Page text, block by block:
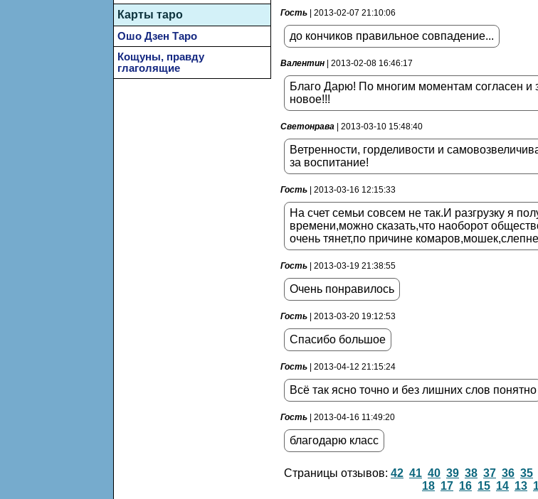
Гость | 2013-02-07 21:10:06
до кончиков правильное совпадение...
Валентин | 2013-02-08 16:46:17
Благо Дарю! По многим моментам согласен и
новое!!!
Светонрава | 2013-03-10 15:48:40
Ветренности, горделивости и
за воспитание!
Гость | 2013-03-16 12:15:33
На счет семьи совсем не так.И разгрузку я
времени,можно сказать,что наоборот
очень тянет,по причине
Гость | 2013-03-19 21:38:55
Очень понравилось
Гость | 2013-03-20 19:12:53
Спасибо большое
Гость | 2013-04-12 21:15:24
Всё так ясно точно и без лишних слов понятно
Гость | 2013-04-16 11:49:20
благодарю класс
Страницы отзывов: 42 41 40 39 38 37 36 35
18 17 16 15 14 13
Карты таро
Ошо Дзен Таро
Кощуны, правду
глаголящие